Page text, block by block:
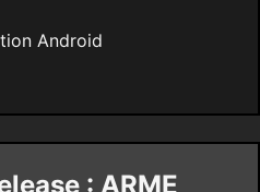
Android
: ARME